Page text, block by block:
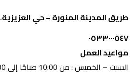
طريق المدينة المنورة – حي العزيزية.
٠٥٣٣٠٠٠٥٤٧
مواعيد العمل
السبت – الخميس : من 10:00 صباحًا إلى 7:00 مساءً